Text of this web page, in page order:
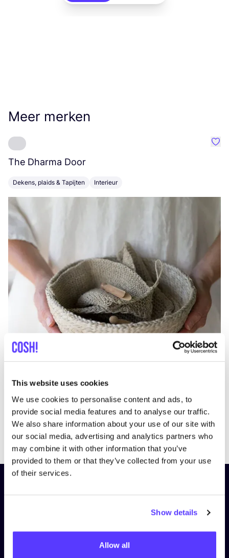
This website uses cookies
We use cookies to personalise content and ads, to
provide social media features and to analyse our traffic.
We also share information about your use of our site with
our social media, advertising and analytics partners who
may combine it with other information that you’ve
provided to them or that they’ve collected from your use
of their services.
Show details
Allow all
Meer merken
The Dharma Door
Dekens, plaids & Tapijten Interieur
PreviousNext